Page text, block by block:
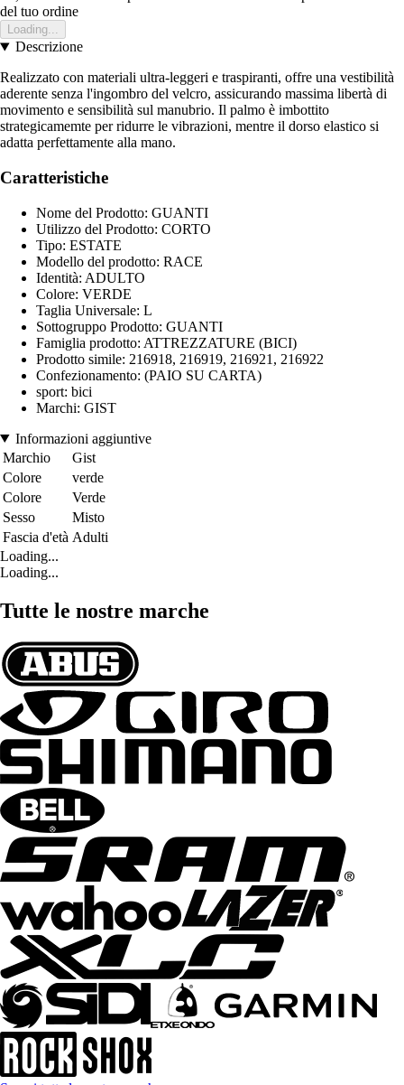
del tuo ordine
Loading...
Descrizione
Realizzato con materiali ultra-leggeri e traspiranti, offre una vestibilità
aderente senza l'ingombro del velcro, assicurando massima libertà di
movimento e sensibilità sul manubrio. Il palmo è imbottito
strategicamemte per ridurre le vibrazioni, mentre il dorso elastico si
adatta perfettamente alla mano.
Caratteristiche
Nome del Prodotto: GUANTI
Utilizzo del Prodotto: CORTO
Tipo: ESTATE
Modello del prodotto: RACE
Identità: ADULTO
Colore: VERDE
Taglia Universale: L
Sottogruppo Prodotto: GUANTI
Famiglia prodotto: ATTREZZATURE (BICI)
Prodotto simile: 216918, 216919, 216921, 216922
Confezionamento: (PAIO SU CARTA)
sport: bici
Marchi: GIST
Informazioni aggiuntive
Marchio
Gist
Colore
verde
Colore
Verde
Sesso
Misto
Fascia d'età Adulti
Loading...
Loading...
Tutte le nostre marche